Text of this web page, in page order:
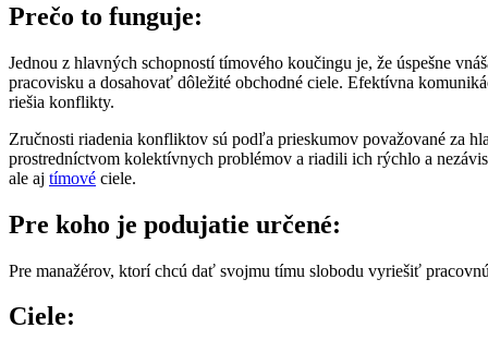
Prečo to funguje:
Jednou z hlavných schopností tímového koučingu je, že úspešne
pracovisku a dosahovať dôležité obchodné ciele. Efektívna
riešia konflikty.
Zručnosti riadenia konfliktov sú podľa prieskumov považované za
prostredníctvom kolektívnych problémov a riadili ich rýchlo a
ale aj tímové ciele.
Pre koho je podujatie určené:
Pre manažérov, ktorí chcú dať svojmu tímu slobodu vyriešiť
Ciele: